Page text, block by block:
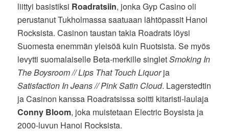
liittyi basistiksi Roadratsiin, jonka Gyp Casino oli
perustanut Tukholmassa saatuaan lähtöpassit Hanoi
Rocksista. Casinon taustan takia Roadrats löysi
Suomesta enemmän yleisöä kuin Ruotsista. Se myös
levytti suomalaiselle Beta-merkille singletSmoking In
The Boysroom // Lips That Touch Liquorja
Satisfaction In Jeans // Pink Satin Cloud. Lagerstedtin
ja Casinon kanssa Roadratsissa soitti kitaristi-laulaja
Conny Bloom, joka muistetaan Electric Boysista ja
2000-luvun Hanoi Rocksista.